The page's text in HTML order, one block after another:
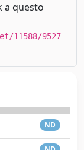
a questo
11588/9527
ND